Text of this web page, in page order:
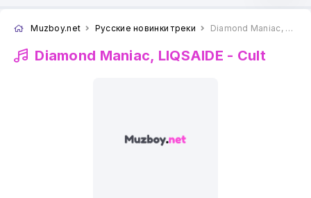
Muzboy.net Русские новинки треки Diamond Maniac, LIQSAIDE - Cult
Diamond Maniac, LIQSAIDE - Cult